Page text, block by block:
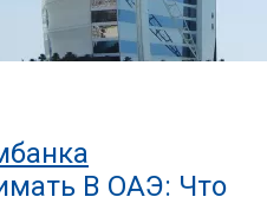
В ОАЭ: Что